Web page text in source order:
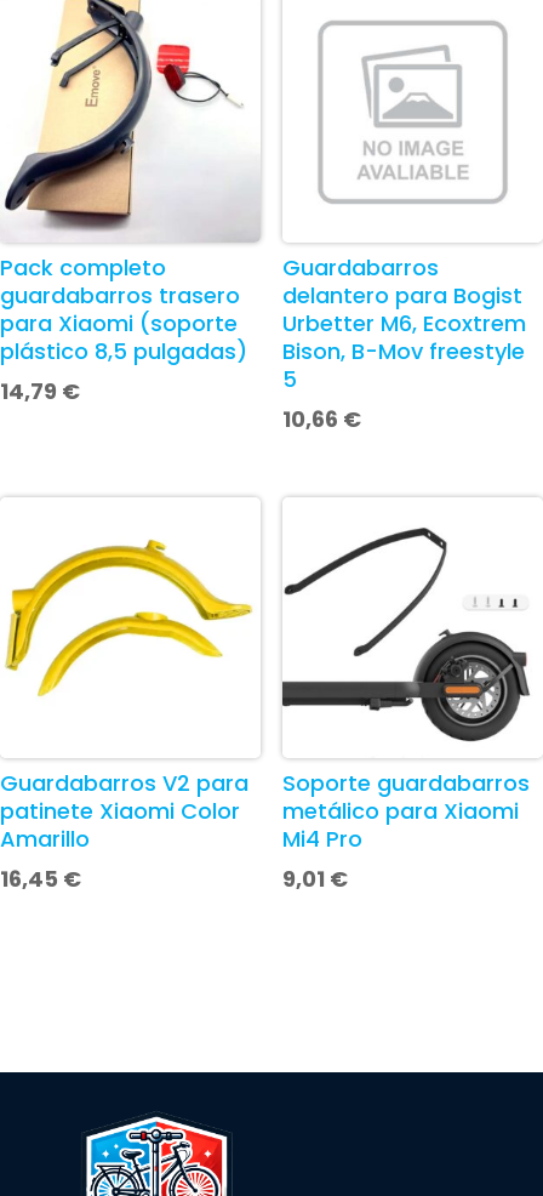
Pack completo
guardabarros trasero
para Xiaomi (soporte
plástico 8,5 pulgadas)
14,79 €
Guardabarros
delantero para Bogist
Urbetter M6, Ecoxtrem
Bison, B-Mov freestyle
5
10,66 €
Guardabarros V2 para
patinete Xiaomi Color
Amarillo
16,45 €
Soporte guardabarros
metálico para Xiaomi
Mi4 Pro
9,01 €